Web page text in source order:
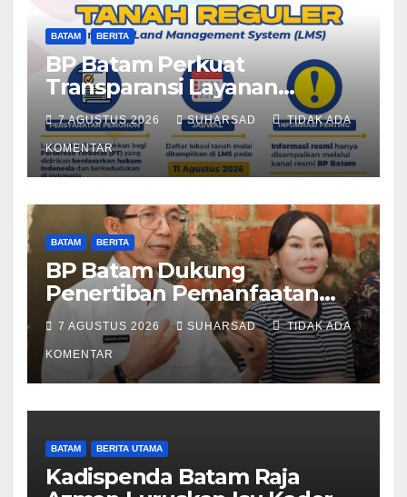
BATAM BERITA
BP Batam Perkuat
Transparansi Layanan
Pertanahan, Alokasi Tanah
Reguler Segera Hadir Melalui
LMS
7 AGUSTUS 2026 SUHARSAD TIDAK ADA
KOMENTAR
BATAM BERITA
BP Batam Dukung
Penertiban Pemanfaatan
Ruang Laut Sesuai
Ketentuan Peraturan
Perundang-undangan
7 AGUSTUS 2026 SUHARSAD TIDAK ADA
KOMENTAR
BATAM BERITA UTAMA
Kadispenda Batam Raja